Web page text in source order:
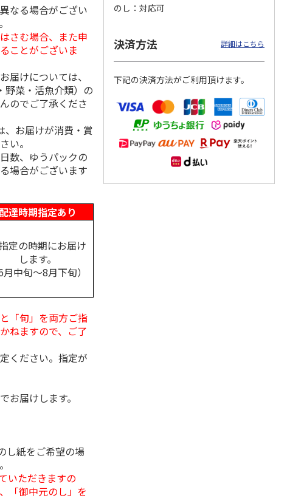
＞ななこ
込)
＜お中元＞ななこ
夏
4.5（2）
2,160円
(送料・税込)
金澤小町 KMC-15Ｒ
2,380円
＜お中元＞洋風おこ
しチュララ
3,300円
(送料・税込)
なる場合がござい
さむ場合、また申
ことがございま
届けについては、
野菜・活魚介類）の
のでご了承くださ
お届けが消費・賞
い。
数、ゆうパックの
場合がございます
達時期指定あり
定の時期にお届け
します。
6月中旬～8月下旬）
「旬」を両方ご指
ねますので、ご了
ください。指定が
届けします。
し紙をご希望の場
いただきますの
「御中元のし」を
のし
対応可
決済方法 詳細はこちら
下記の決済方法がご利用頂けます。